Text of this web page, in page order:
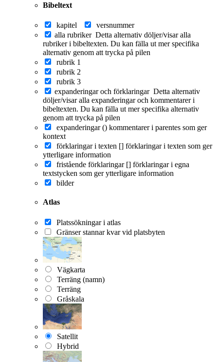
Bibeltext
kapitel
versnummer
alla rubriker Detta alternativ döljer/visar alla
rubriker i bibeltexten. Du kan fälla ut mer specifika
alternativ genom att trycka på pilen
rubrik 1
rubrik 2
rubrik 3
expanderingar och förklaringar Detta alternativ
döljer/visar alla expanderingar och kommentarer i
bibeltexten. Du kan fälla ut mer specifika alternativ
genom att trycka på pilen
expanderingar () kommentarer i parentes som ger
kontext
förklaringar i texten [] förklaringar i texten som ger
ytterligare information
fristående förklaringar [] förklaringar i egna
textstycken som ger ytterligare information
bilder
Atlas
Platssökningar i atlas
Gränser stannar kvar vid platsbyten
Vägkarta
Terräng (namn)
Terräng
Gråskala
Satellit
Hybrid